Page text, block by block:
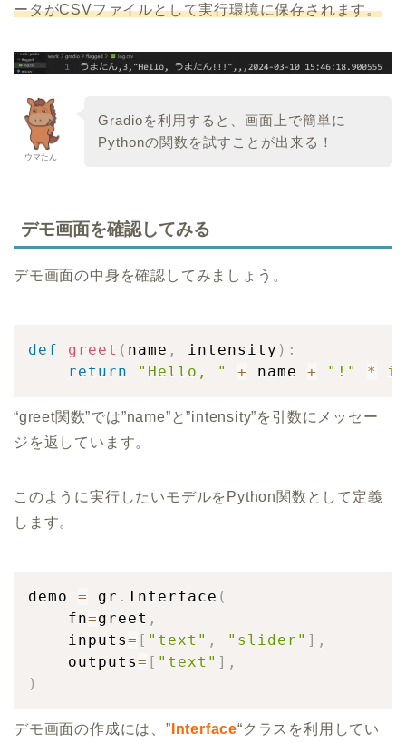
ータがCSVファイルとして実行環境に保存されます。
ウマたん
Gradioを利用すると、画面上で簡単に
Pythonの関数を試すことが出来る！
デモ画面を確認してみる
デモ画面の中身を確認してみましょう。
def greet ( name , intensity ) :
return
"Hello, " + name + "!" *
“greet関数”では”name”と”intensity”を引数にメッセー
ジを返しています。
このように実行したいモデルをPython関数として定義
します。
demo = gr . Interface (
    fn
=greet ,
    inputs
= [ "text" , "slider" ] ,
    outputs
= [ "text" ] ,
)
デモ画面の作成には、” Interface“クラスを利用してい